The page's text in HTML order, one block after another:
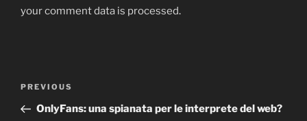
your comment data is processed.
Previous
Post
PREVIOUS
OnlyFans: una spianata per le interprete del web?